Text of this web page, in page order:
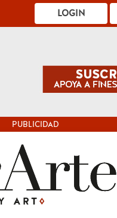
LOGIN
PUBLICIDAD